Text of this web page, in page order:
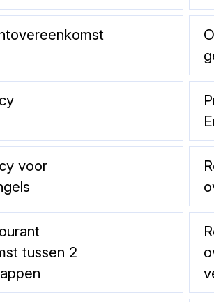
voor
tussen 2